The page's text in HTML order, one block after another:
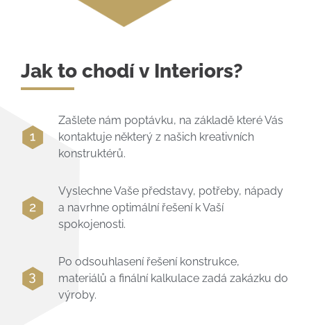
Jak to chodí v Interiors?
Zašlete nám poptávku, na základě které Vás
kontaktuje některý z našich kreativních
konstruktérů.
Vyslechne Vaše představy, potřeby, nápady
a navrhne optimální řešení k Vaší
spokojenosti.
Po odsouhlasení řešení konstrukce,
materiálů a finální kalkulace zadá zakázku do
výroby.